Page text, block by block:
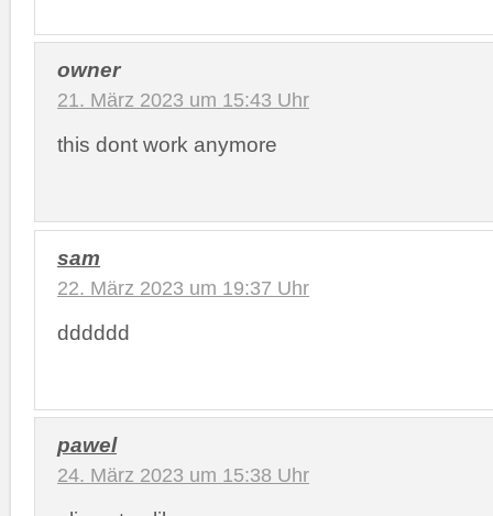
owner
21. März 2023 um 15:43 Uhr
this dont work anymore
sam
22. März 2023 um 19:37 Uhr
dddddd
pawel
24. März 2023 um 15:38 Uhr